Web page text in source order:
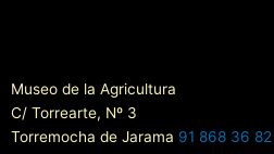
Museo de la Agricultura
C/ Torrearte, Nº 3
Torremocha de Jarama 91 868 36 82